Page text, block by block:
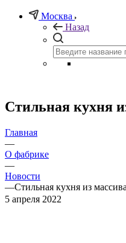
Москва
Назад
Стильная кухня
Главная
—
О фабрике
—
Новости
—Стильная кухня из
5 апреля 2022